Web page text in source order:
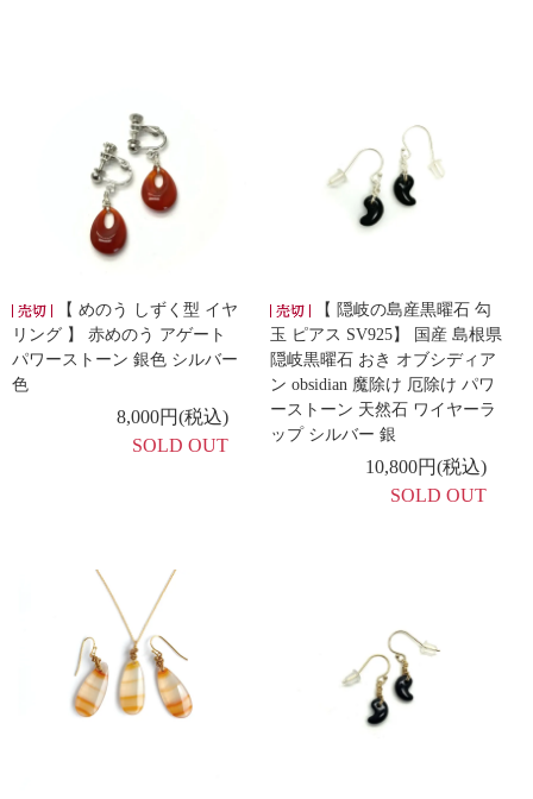
【 めのう しずく型 イヤ
リング 】 赤めのう アゲート
パワーストーン 銀色 シルバー
色
8,000円(税込)
SOLD OUT
【 隠岐の島産黒曜石 勾
玉 ピアス SV925】 国産 島根県
隠岐黒曜石 おき オブシディア
ン obsidian 魔除け 厄除け パワ
ーストーン 天然石 ワイヤーラ
ップ シルバー 銀
10,800円(税込)
SOLD OUT